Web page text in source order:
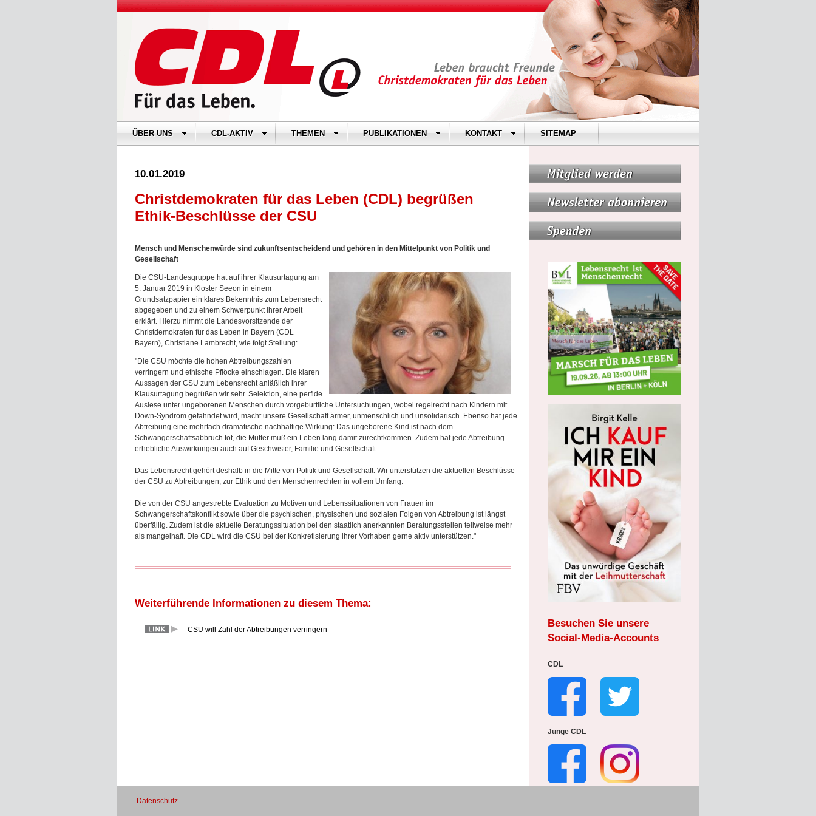
ÜBER UNS CDL-AKTIV THEMEN PUBLIKATIONEN KONTAKT SITEMAP
10.01.2019
Christdemokraten für das Leben (CDL) begrüßen
Ethik-Beschlüsse der CSU
Mensch und Menschenwürde sind zukunftsentscheidend und gehören in den Mittelpunkt von Politik und
Gesellschaft
Die CSU-Landesgruppe hat auf ihrer Klausurtagung am
5. Januar 2019 in Kloster Seeon in einem
Grundsatzpapier ein klares Bekenntnis zum Lebensrecht
abgegeben und zu einem Schwerpunkt ihrer Arbeit
erklärt. Hierzu nimmt die Landesvorsitzende der
Christdemokraten für das Leben in Bayern (CDL
Bayern), Christiane Lambrecht, wie folgt Stellung:
"Die CSU möchte die hohen Abtreibungszahlen
verringern und ethische Pflöcke einschlagen. Die klaren
Aussagen der CSU zum Lebensrecht anläßlich ihrer
Klausurtagung begrüßen wir sehr. Selektion, eine perfide
Auslese unter ungeborenen Menschen durch vorgeburtliche Untersuchungen, wobei regelrecht nach Kindern mit
Down-Syndrom gefahndet wird, macht unsere Gesellschaft ärmer, unmenschlich und unsolidarisch. Ebenso hat jede
Abtreibung eine mehrfach dramatische nachhaltige Wirkung: Das ungeborene Kind ist nach dem
Schwangerschaftsabbruch tot, die Mutter muß ein Leben lang damit zurechtkommen. Zudem hat jede Abtreibung
erhebliche Auswirkungen auch auf Geschwister, Familie und Gesellschaft.
Das Lebensrecht gehört deshalb in die Mitte von Politik und Gesellschaft. Wir unterstützen die aktuellen Beschlüsse
der CSU zu Abtreibungen, zur Ethik und den Menschenrechten in vollem Umfang.
Die von der CSU angestrebte Evaluation zu Motiven und Lebenssituationen von Frauen im
Schwangerschaftskonflikt sowie über die psychischen, physischen und sozialen Folgen von Abtreibung ist längst
überfällig. Zudem ist die aktuelle Beratungssituation bei den staatlich anerkannten Beratungsstellen teilweise mehr
als mangelhaft. Die CDL wird die CSU bei der Konkretisierung ihrer Vorhaben gerne aktiv unterstützen."
Weiterführende Informationen zu diesem Thema:
CSU will Zahl der Abtreibungen verringern
Besuchen Sie unsere
Social-Media-Accounts
CDL
Junge CDL
Datenschutz